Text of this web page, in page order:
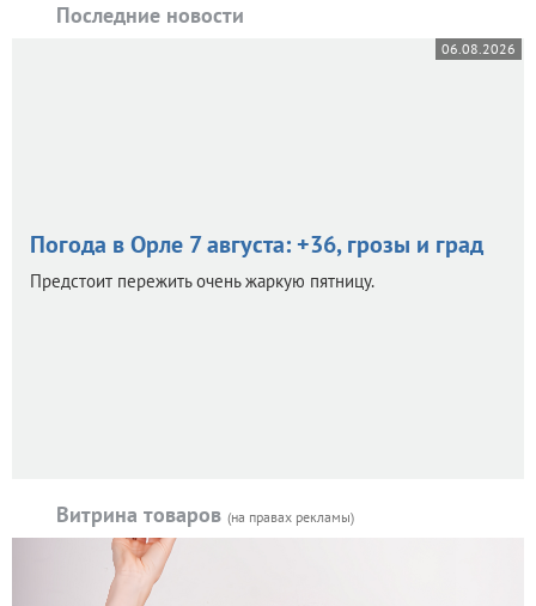
Последние новости
06.08.2026
Погода в Орле 7 августа: +36, грозы и град
Предстоит пережить очень жаркую пятницу.
Витрина товаров (на правах рекламы)